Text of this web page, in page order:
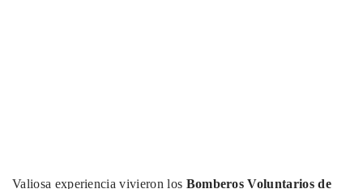
Valiosa experiencia vivieron los Bomberos Voluntarios de